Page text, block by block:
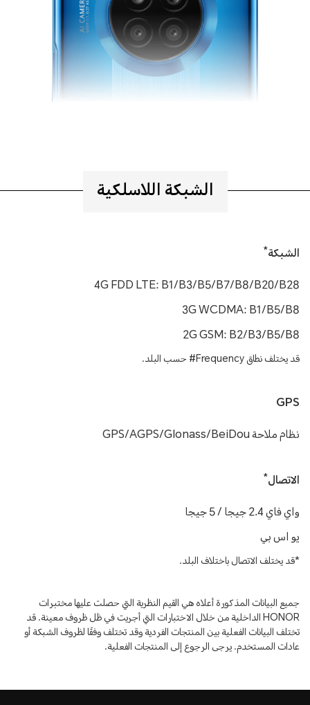
الشبكة اللاسلكية
الشبكة*
4G FDD LTE: B1/B3/B5/B7/B8/B20/B28
3G WCDMA: B1/B5/B8
2G GSM: B2/B3/B5/B8
قد يختلف نطاق Frequency# حسب البلد.
GPS
نظام ملاحة GPS/AGPS/Glonass/BeiDou
الاتصال*
واي فاي 2.4 جيجا / 5 جيجا
يو اس بي
*قد يختلف الاتصال باختلاف البلد.
جميع البيانات المذكورة أعلاه هي القيم النظرية التي حصلت عليها مختبرات
HONOR الداخلية من خلال الاختبارات التي أجريت في ظل ظروف معينة. قد
تختلف البيانات الفعلية بين المنتجات الفردية وقد تختلف وفقًا لظروف الشبكة أو
عادات المستخدم. يرجى الرجوع إلى المنتجات الفعلية.